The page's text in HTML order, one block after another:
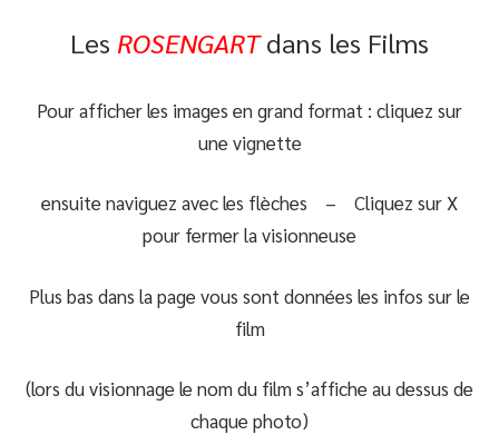
Les ROSENGARTdans les Films
Pour afficher les images en grand format : cliquez sur
une vignette
ensuite naviguez avec les flèches – Cliquez sur X
pour fermer la visionneuse
Plus bas dans la page vous sont données les infos sur le
film
(lors du visionnage le nom du film s’affiche au dessus de
chaque photo)